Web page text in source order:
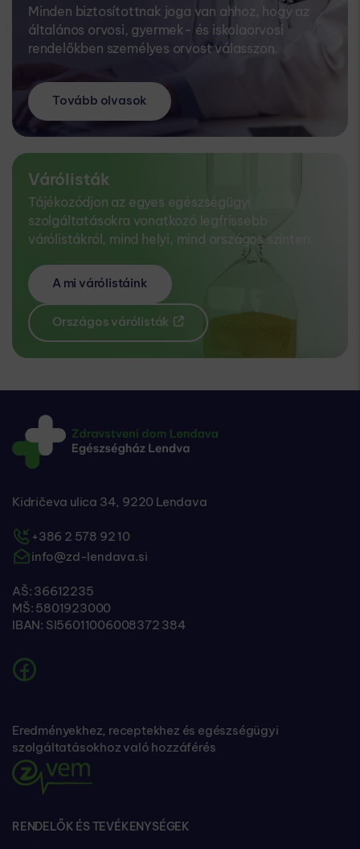
Minden biztosítottnak joga van ahhoz, hogy az
általános orvosi, gyermek- és iskolaorvosi
rendelőkben személyes orvost válasszon.
Tovább olvasok
Várólisták
Tájékozódjon az egyes egészségügyi
szolgáltatásokra vonatkozó legfrissebb
várólistákról, mind helyi, mind országos szinten.
A mi várólistáink
Országos várólisták
Kidričeva ulica 34, 9220 Lendava
+386 2 578 92 10
info@zd-lendava.si
AŠ: 36612235
MŠ: 5801923000
IBAN: SI56011006008372 384
Eredményekhez, receptekhez és egészségügyi
szolgáltatásokhoz való hozzáférés
RENDELŐK ÉS TEVÉKENYSÉGEK